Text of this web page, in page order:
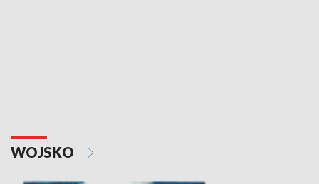
WOJSKO